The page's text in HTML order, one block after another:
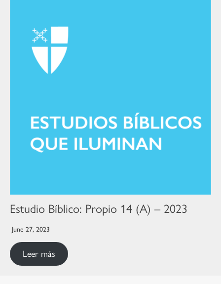
Estudio Bíblico: Propio 14 (A) – 2023
June 27, 2023
Leer más